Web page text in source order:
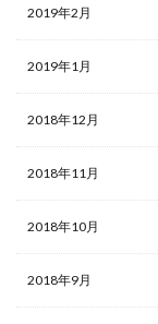
2019年2月
2019年1月
2018年12月
2018年11月
2018年10月
2018年9月